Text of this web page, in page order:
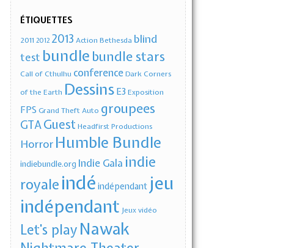
ÉTIQUETTES
2011 2012 2013 Action Bethesda blind
test bundle bundle stars
Call of Cthulhu conferenceDark Corners
of the Earth Dessins E3 Exposition
FPS Grand Theft Auto groupees
GTAGuest Headfirst Productions
Horror Humble Bundle
indiebundle.org Indie Gala indie
royale indé indépendant jeu
indépendant Jeux vidéo
Let's play Nawak